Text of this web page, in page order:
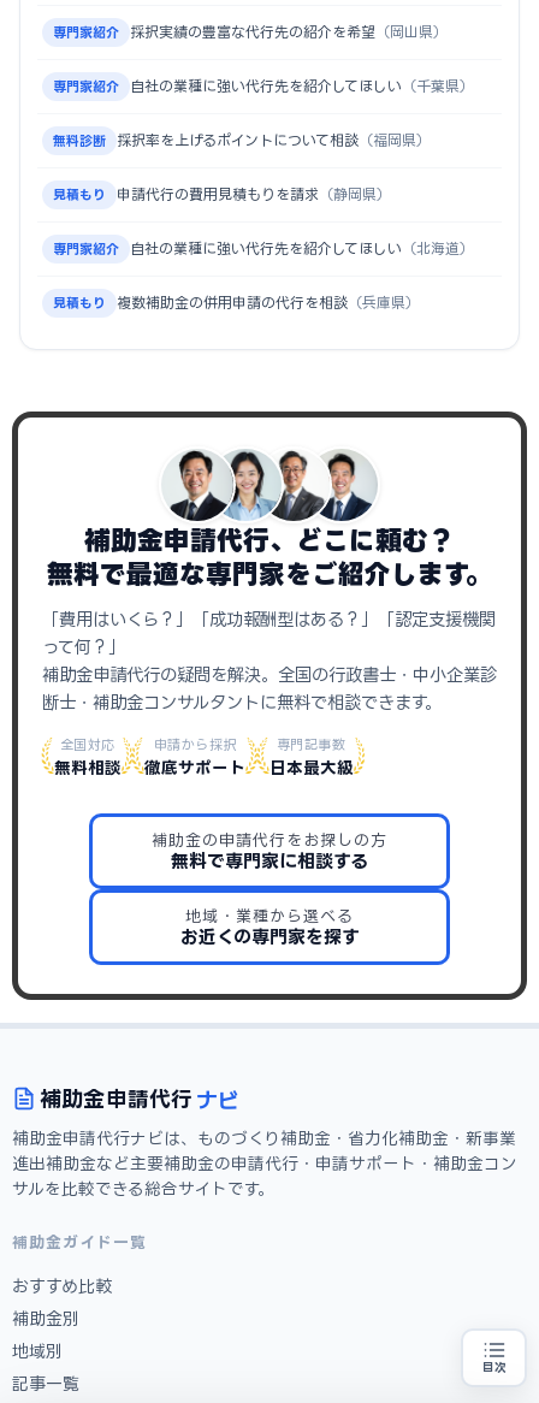
目次
専門家紹介 採択実績の豊富な代行先の紹介を希望 （岡山県）
専門家紹介 自社の業種に強い代行先を紹介してほしい （千葉県）
無料診断 採択率を上げるポイントについて相談 （福岡県）
見積もり 申請代行の費用見積もりを請求 （静岡県）
専門家紹介 自社の業種に強い代行先を紹介してほしい （北海道）
見積もり 複数補助金の併用申請の代行を相談 （兵庫県）
補助金申請代行、どこに頼む？
無料で最適な専門家をご紹介します。
「費用はいくら？」「成功報酬型はある？」「認定支援機関
って何？」
補助金申請代行の疑問を解決。全国の行政書士・中小企業診
断士・補助金コンサルタントに無料で相談できます。
全国対応
無料相談
申請から採択
徹底サポート
専門記事数
日本最大級
補助金の申請代行をお探しの方
無料で専門家に相談する
地域・業種から選べる
お近くの専門家を探す
補助金申請代行 ナビ
補助金申請代行ナビは、ものづくり補助金・省力化補助金・新事業
進出補助金など主要補助金の申請代行・申請サポート・補助金コン
サルを比較できる総合サイトです。
補助金ガイド一覧
おすすめ比較
補助金別
地域別
記事一覧